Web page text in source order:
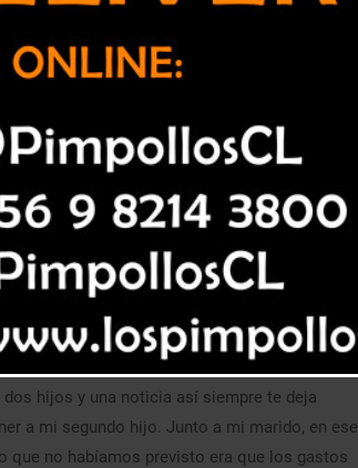
26 años, dos hijos, y hace un tiempo fue
hijos y una noticia así siempre te deja
a mi segundo hijo. Junto a mi marido, en ese
que no habíamos previsto era que los gastos